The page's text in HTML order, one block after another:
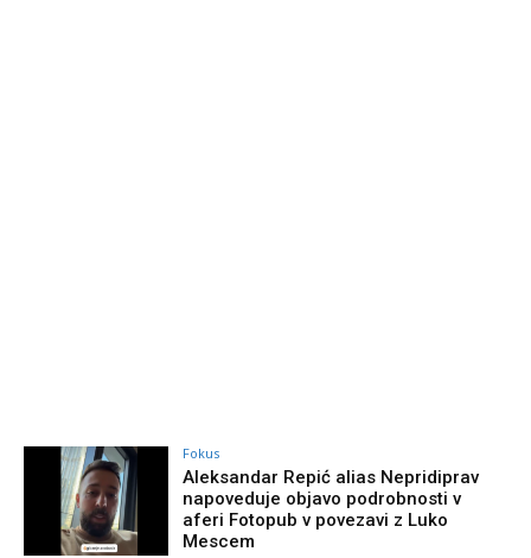
Fokus
Aleksandar Repić alias Nepridiprav
napoveduje objavo podrobnosti v
aferi Fotopub v povezavi z Luko
Mescem